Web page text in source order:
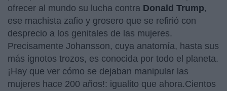
ofrecer al mundo su lucha contra Donald Trump,
ese machista zafio y grosero que se refirió con
desprecio a los genitales de las mujeres.
Precisamente Johansson, cuya anatomía, hasta sus
más ignotos trozos, es conocida por todo el planeta.
¡Hay que ver cómo se dejaban manipular las
mujeres hace 200 años!: igualito que ahora.Cientos